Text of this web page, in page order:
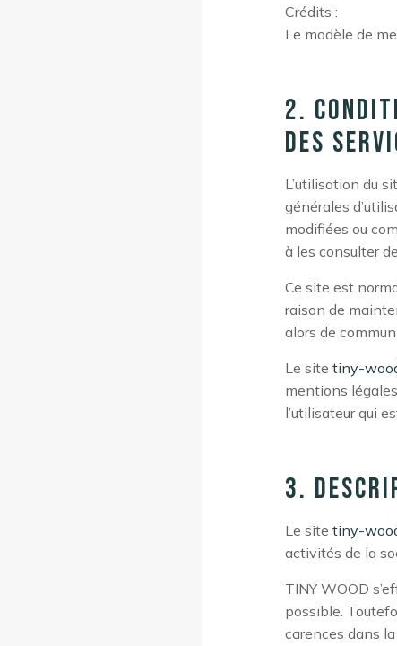
Crédits :
Le modèle de
2.
des
L’utilisation du
générales
modifiées ou
à les consulter
Ce site est
raison de
alors de
Le site tiny-
mentions
l’utilisateur qui
3.
Le site tiny-
activités de la
TINY WOOD
possible.
carences dans